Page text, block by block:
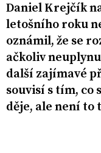
Daniel Krejčík
letošního roku
oznámil, že se
ačkoliv
další zajímavé
souvisí s tím, co
děje, ale není to